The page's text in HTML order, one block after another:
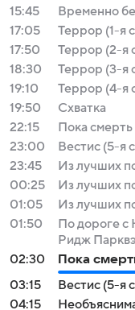
15:45
Временно
17:05
Террор (1-я
17:50
Террор (2-я
18:30
Террор (3-я
19:10
Террор (4-я
19:50
Схватка
22:15
Пока смерть
23:00
Вестис (5-я
23:45
Из лучших
00:25
Из лучших
01:05
Из лучших
01:50
По дороге
Ридж
02:30
Пока
03:15
Вестис (5-я
04:15